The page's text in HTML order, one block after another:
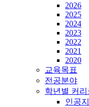
2026
2025
2024
2023
2022
2021
2020
교육목표
전공분야
학년별 커리
인공